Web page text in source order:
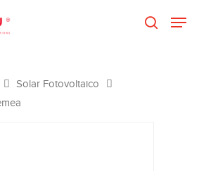
Solar Fotovoltaico